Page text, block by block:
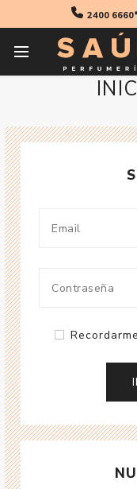
2400 6660*
Recordarme